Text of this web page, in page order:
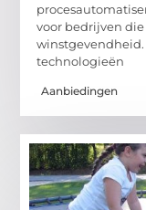
voor bedrijven
technologieën
Aanbiedingen